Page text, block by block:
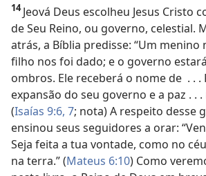
14Jeová Deus escolheu Jesus Cristo
de Seu Reino, ou governo, celestial.
atrás, a Bíblia predisse: “Um menino
filho nos foi dado; e o governo
ombros. Ele receberá o nome de . . .
expansão do seu governo e a paz . .
(Isaías 9:6, 7; nota) A respeito desse
ensinou seus seguidores a orar:
Seja feita a tua vontade, como no
na terra.” (Mateus 6:10) Como